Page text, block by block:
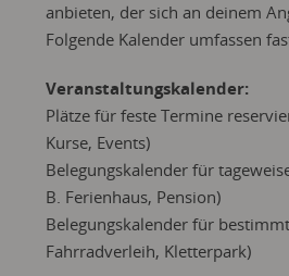
anbieten, der sich an deinem
Folgende Kalender umfassen
Veranstaltungskalender:
Plätze für feste Termine
Kurse, Events)
Belegungskalender für
B. Ferienhaus, Pension)
Belegungskalender für
Fahrradverleih, Kletterpark)